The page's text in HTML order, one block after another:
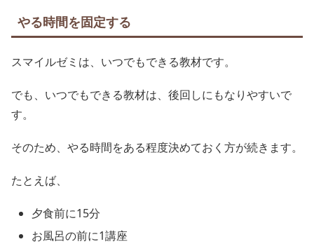
やる時間を固定する
スマイルゼミは、いつでもできる教材です。
でも、いつでもできる教材は、後回しにもなりやすいで
す。
そのため、やる時間をある程度決めておく方が続きます。
たとえば、
夕食前に15分
お風呂の前に1講座